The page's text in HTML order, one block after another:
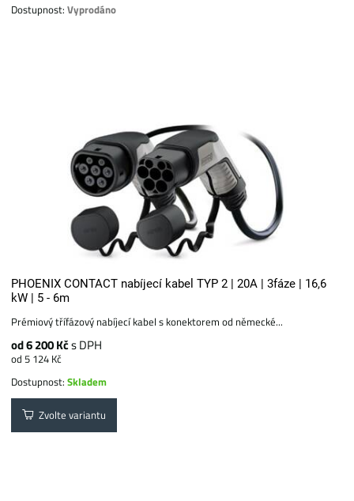
Dostupnost:Vyprodáno
PHOENIX CONTACT nabíjecí kabel TYP 2 | 20A | 3fáze | 16,6
kW | 5 - 6m
Prémiový třífázový nabíjecí kabel s konektorem od německé...
od 6 200 Kčs DPH
od 5 124 Kč
Dostupnost:Skladem
Zvolte variantu